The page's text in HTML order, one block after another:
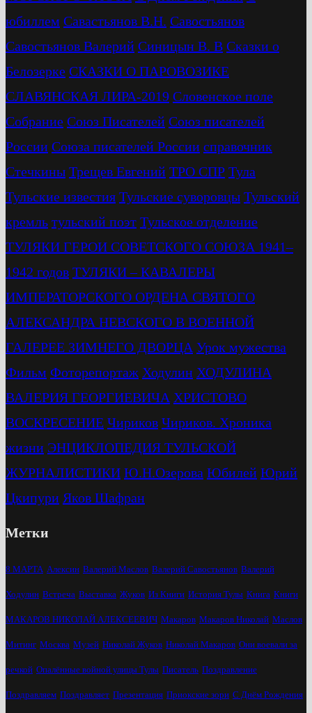
юбиллем Савастьянов В.Н. Савостьянов
Савостьянов Валерий Синицын В. В Сказки о
Белозерке СКАЗКИ О ПАРОВОЗИКЕ
СЛАВЯНСКАЯ ЛИРА-2019 Словенское поле
Собрание Союз Писателей Союз писателей
России Союза писателей России справочник
Стечкины Трещев Евгений ТРО СПР Тула
Тульские известия Тульские суворовцы Тульский
кремль тульский поэт Тульское отделение
ТУЛЯКИ ГЕРОИ СОВЕТСКОГО СОЮЗА 1941–
1942 годов ТУЛЯКИ – КАВАЛЕРЫ
ИМПЕРАТОРСКОГО ОРДЕНА СВЯТОГО
АЛЕКСАНДРА НЕВСКОГО В ВОЕННОЙ
ГАЛЕРЕЕ ЗИМНЕГО ДВОРЦА Урок мужества
Фильм Фоторепортаж Ходулин ХОДУЛИНА
ВАЛЕРИЯ ГЕОРГИЕВИЧА ХРИСТОВО
ВОСКРЕСЕНИЕ Чириков Чириков. Хроника
жизни ЭНЦИКЛОПЕДИЯ ТУЛЬСКОЙ
ЖУРНАЛИСТИКИ Ю.Н.Озерова Юбилей Юрий
Цкипури Яков Шафран
Метки
8 МАРТА Алексин Валерий Маслов Валерий Савостьянов Валерий
Ходулин Встреча Выставка Жуков Из Книги История Тулы Книга Книги
МАКАРОВ НИКОЛАЙ АЛЕКСЕЕВИЧ Макаров Макаров Николай Маслов
Митинг Москва Музей Николай Жуков Николай Макаров Они воевали за
речкой Опалённые войной улицы Тулы Писатель Поздравление
Поздравляем Поздравляет Презентация Приокские зори С Днём Рождения